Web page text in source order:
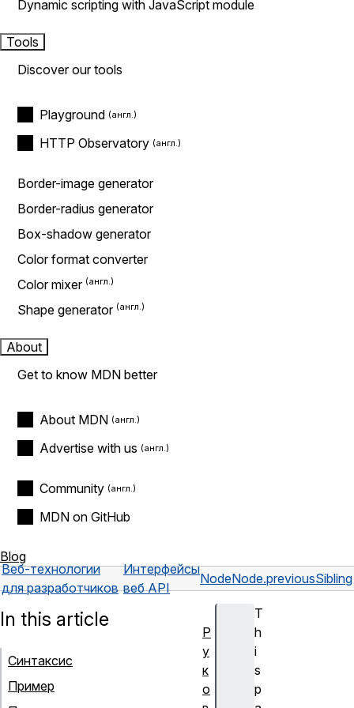
Dynamic scripting with JavaScript module
Tools
Discover our tools
Playground
HTTP Observatory
Border-image generator
Border-radius generator
Box-shadow generator
Color format converter
Color mixer
Shape generator
About
Get to know MDN better
About MDN
Advertise with us
Community
MDN on GitHub
Blog
Веб-технологии
для разработчиков
Интерфейсы
веб API
NodeNode.previousSibling
T
h
i
s
p
In this article
Синтаксис
Пример
Р
у
к
о